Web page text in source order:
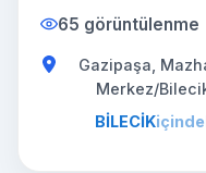
65 görüntülenme
Gazipaşa,
Merkez/
BİLECİK